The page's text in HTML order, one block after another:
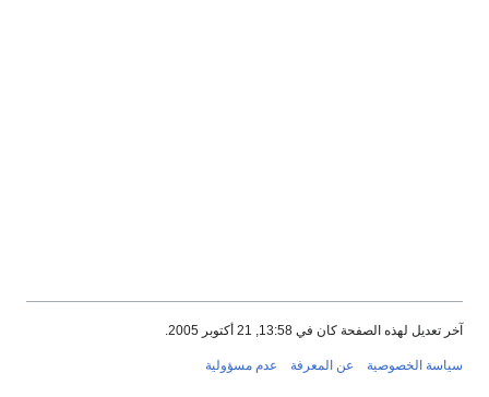
آخر تعديل لهذه الصفحة كان في 13:58, 21 أكتوبر 2005.
سياسة الخصوصية عن المعرفة عدم مسؤولية